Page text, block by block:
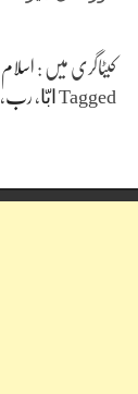
کیٹاگری میں : اسلام
Tagged ﺍﺑّﺎ ، رب،